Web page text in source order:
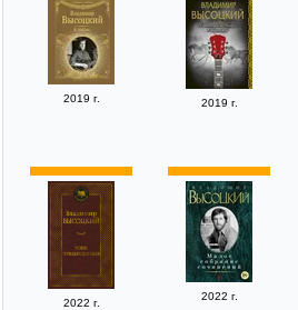
2019 г. 2019 г.
2022 г.
2022 г.